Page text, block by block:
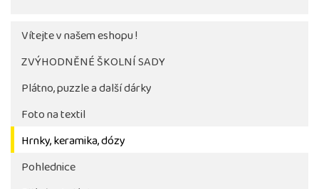
Tlačítko pro stažení fotografie bude aktivni až po
Vítejte v našem eshopu !
ZVÝHODNĚNÉ ŠKOLNÍ SADY
Plátno, puzzle a další dárky
Foto na textil
Hrnky, keramika, dózy
Pohlednice